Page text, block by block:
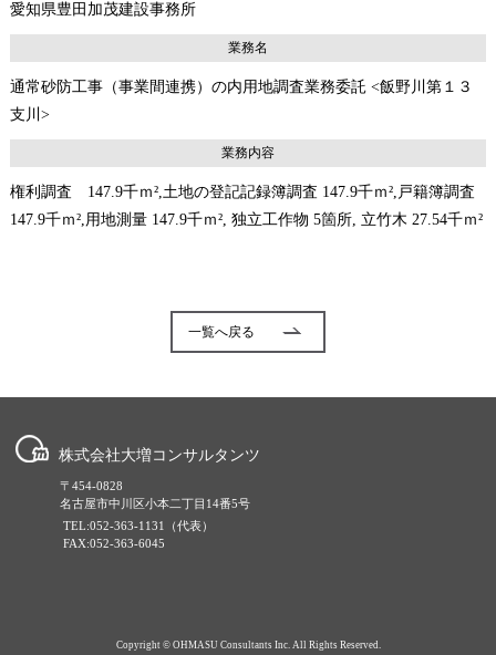
愛知県豊田加茂建設事務所
業務名
通常砂防工事（事業間連携）の内用地調査業務委託 <飯野川第１３
支川>
業務内容
権利調査 147.9千ｍ²,土地の登記記録簿調査 147.9千ｍ²,戸籍簿調査
147.9千ｍ²,用地測量 147.9千ｍ², 独立工作物 5箇所, 立竹木 27.54千ｍ²
一覧へ戻る
株式会社大増コンサルタンツ
〒454-0828
名古屋市中川区小本二丁目14番5号
TEL:052-363-1131（代表）
FAX:052-363-6045
Copyright © OHMASU Consultants Inc. All Rights Reserved.